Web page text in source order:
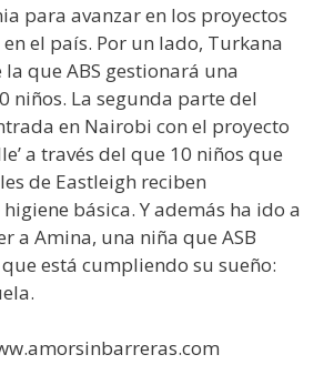
para avanzar en los proyectos
el país. Por un lado, Turkana
que ABS gestionará una
niños. La segunda parte del
en Nairobi con el proyecto
a través del que 10 niños que
de Eastleigh reciben
básica. Y además ha ido a
a Amina, una niña que ASB
está cumpliendo su sueño: